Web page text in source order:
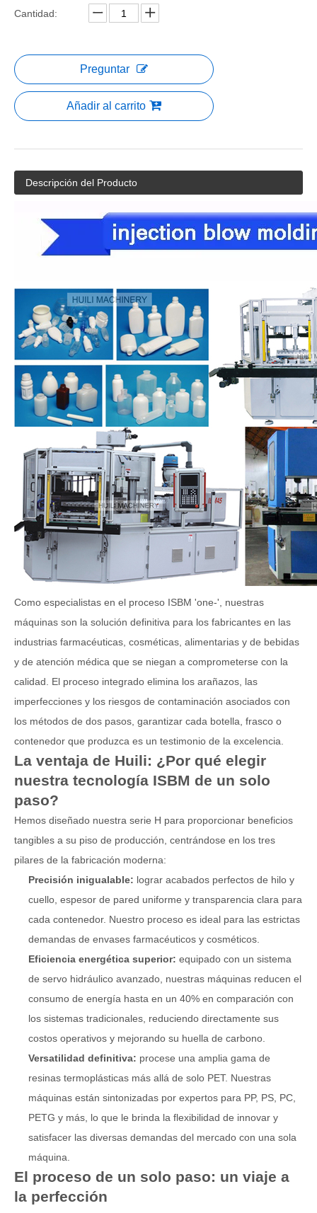
Cantidad:
Preguntar
Añadir al carrito
Descripción del Producto
Como especialistas en el proceso ISBM 'one-', nuestras
máquinas son la solución definitiva para los fabricantes en las
industrias farmacéuticas, cosméticas, alimentarias y de bebidas
y de atención médica que se niegan a comprometerse con la
calidad. El proceso integrado elimina los arañazos, las
imperfecciones y los riesgos de contaminación asociados con
los métodos de dos pasos, garantizar cada botella, frasco o
contenedor que produzca es un testimonio de la excelencia.
La ventaja de Huili: ¿Por qué elegir
nuestra tecnología ISBM de un solo
paso?
Hemos diseñado nuestra serie H para proporcionar beneficios
tangibles a su piso de producción, centrándose en los tres
pilares de la fabricación moderna:
Precisión inigualable: lograr acabados perfectos de hilo y
cuello, espesor de pared uniforme y transparencia clara para
cada contenedor. Nuestro proceso es ideal para las estrictas
demandas de envases farmacéuticos y cosméticos.
Eficiencia energética superior: equipado con un sistema
de servo hidráulico avanzado, nuestras máquinas reducen el
consumo de energía hasta en un 40% en comparación con
los sistemas tradicionales, reduciendo directamente sus
costos operativos y mejorando su huella de carbono.
Versatilidad definitiva: procese una amplia gama de
resinas termoplásticas más allá de solo PET. Nuestras
máquinas están sintonizadas por expertos para PP, PS, PC,
PETG y más, lo que le brinda la flexibilidad de innovar y
satisfacer las diversas demandas del mercado con una sola
máquina.
El proceso de un solo paso: un viaje a
la perfección